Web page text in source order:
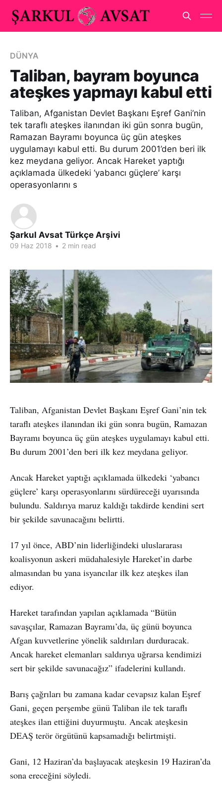
DÜNYA
Taliban, bayram boyunca
ateşkes yapmayı kabul etti
Taliban, Afganistan Devlet Başkanı Eşref Gani’nin
tek taraflı ateşkes ilanından iki gün sonra bugün,
Ramazan Bayramı boyunca üç gün ateşkes
uygulamayı kabul etti. Bu durum 2001’den beri ilk
kez meydana geliyor. Ancak Hareket yaptığı
açıklamada ülkedeki ‘yabancı güçlere’ karşı
operasyonlarını s
Şarkul Avsat Türkçe Arşivi
09 Haz 2018 • 2 min read
Taliban, Afganistan Devlet Başkanı Eşref Gani’nin tek
taraflı ateşkes ilanından iki gün sonra bugün, Ramazan
Bayramı boyunca üç gün ateşkes uygulamayı kabul etti.
Bu durum 2001’den beri ilk kez meydana geliyor.
Ancak Hareket yaptığı açıklamada ülkedeki ‘yabancı
güçlere’ karşı operasyonlarını sürdüreceği uyarısında
bulundu. Saldırıya maruz kaldığı takdirde kendini sert
bir şekilde savunacağını belirtti.
17 yıl önce, ABD’nin liderliğindeki uluslararası
koalisyonun askeri müdahalesiyle Hareket’in darbe
almasından bu yana isyancılar ilk kez ateşkes ilan
ediyor.
Hareket tarafından yapılan açıklamada “Bütün
savaşçılar, Ramazan Bayramı’da, üç günü boyunca
Afgan kuvvetlerine yönelik saldırıları durduracak.
Ancak hareket elemanları saldırıya uğrarsa kendimizi
sert bir şekilde savunacağız” ifadelerini kullandı.
Barış çağrıları bu zamana kadar cevapsız kalan Eşref
Gani, geçen perşembe günü Taliban ile tek taraflı
ateşkes ilan ettiğini duyurmuştu. Ancak ateşkesin
DEAŞ terör örgütünü kapsamadığı belirtmişti.
Gani, 12 Haziran’da başlayacak ateşkesin 19 Haziran’da
sona ereceğini söyledi.